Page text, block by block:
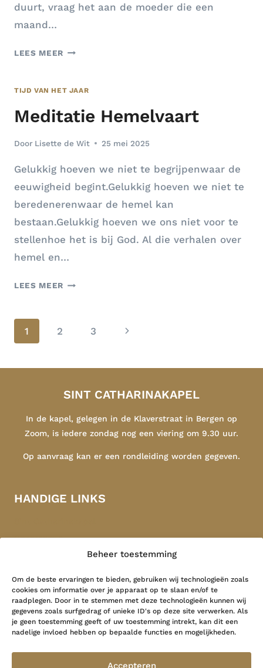
Beheer toestemming
Om de beste ervaringen te bieden, gebruiken wij technologieën zoals
cookies om informatie over je apparaat op te slaan en/of te
raadplegen. Door in te stemmen met deze technologieën kunnen wij
gegevens zoals surfgedrag of unieke ID's op deze site verwerken. Als
je geen toestemming geeft of uw toestemming intrekt, kan dit een
nadelige invloed hebben op bepaalde functies en mogelijkheden.
Accepteren
duurt, vraag het aan de moeder die een
maand…
LEES MEER BIJNA
TIJD
AF
SLUITEN
TIJD VAN HET JAAR
Meditatie Hemelvaart
Door Lisette de Wit 25 mei 2025
Gelukkig hoeven we niet te begrijpenwaar de
eeuwigheid begint.Gelukkig hoeven we niet te
beredenerenwaar de hemel kan
bestaan.Gelukkig hoeven we ons niet voor te
stellenhoe het is bij God. Al die verhalen over
hemel en…
LEES MEER MEDITATIE
Paginanavigatie
1 2 3
Volgende
SINT CATHARINAKAPEL
In de kapel, gelegen in de Klaverstraat in Bergen op
Zoom, is iedere zondag nog een viering om 9.30 uur.
Op aanvraag kan er een rondleiding worden gegeven.
HANDIGE LINKS
Congregatie
LAATSTE NIEUWS
Grote Geest …
26 mei 2026